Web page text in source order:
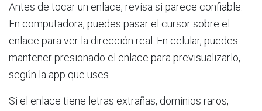
Antes de tocar un enlace, revisa si parece confiable.
En computadora, puedes pasar el cursor sobre el
enlace para ver la dirección real. En celular, puedes
mantener presionado el enlace para previsualizarlo,
según la app que uses.
Si el enlace tiene letras extrañas, dominios raros,